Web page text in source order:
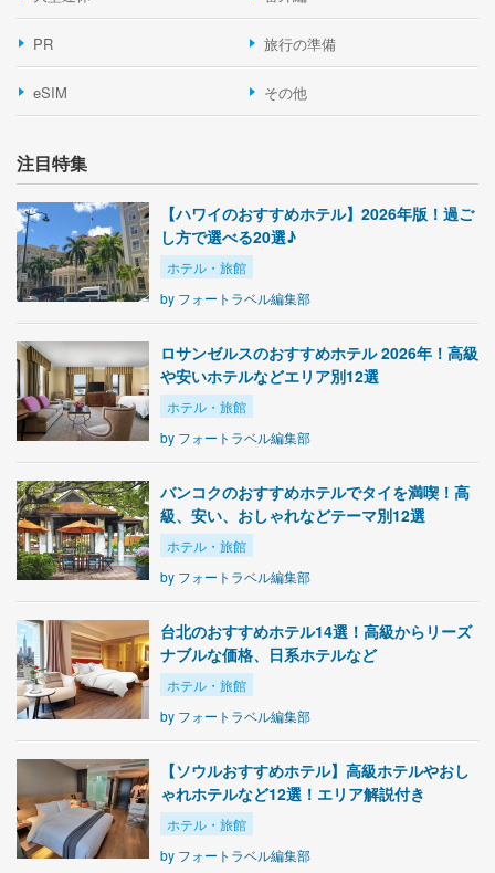
PR 旅行の準備
eSIM その他
注目特集
【ハワイのおすすめホテル】2026年版！過ご
し方で選べる20選♪
ホテル・旅館
by フォートラベル編集部
ロサンゼルスのおすすめホテル 2026年！高級
や安いホテルなどエリア別12選
ホテル・旅館
by フォートラベル編集部
バンコクのおすすめホテルでタイを満喫！高
級、安い、おしゃれなどテーマ別12選
ホテル・旅館
by フォートラベル編集部
台北のおすすめホテル14選！高級からリーズ
ナブルな価格、日系ホテルなど
ホテル・旅館
by フォートラベル編集部
【ソウルおすすめホテル】高級ホテルやおし
ゃれホテルなど12選！エリア解説付き
ホテル・旅館
by フォートラベル編集部